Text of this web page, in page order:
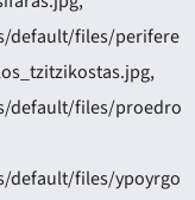
default/files/perifere
default/files/proedro
default/files/ypoyrgo